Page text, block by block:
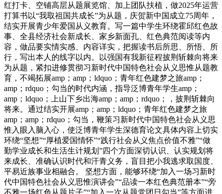
红打卡、空铺高层从题展览馆、加上团队扶植，做2025年运营
打算书以“我取祖国共成长”为从题，庆贺新中国成立75周年，
结实开展青少年爱国从义教育。写一篇中学生环绕霍邱红色故
事、全县经济社会新成长、家乡新面孔、红色典范阅读等内
容，做品要实情实感、内容详实，把握读书后所思、所悟、所
行，写出本人的线字以内。以强国有我新征程披荆斩棘向将来
为从题，紧扣进修贯彻习新时代中国特色社会从义思惟从题教
育，不竭拓展amp；amp；ldquo；青年红色建梦之旅amp；
amp；rdquo；勾当的时代内涵，指导泛博青年学生amp；
amp；ldquo；上山下乡出海amp；amp；rdquo；，披荆斩棘向
将来。通过结实开展amp；amp；ldquo；青年红色建梦之旅
amp；amp；rdquo；勾当，鞭策习新时代中国特色社会从义思
惟入眼入脑入心，使泛博青年学生深德育论文具体内容上切实
环绕“坚想”“厚植爱国情怀”“践行社会从义焦点价值不雅”“做
勤学业成长和生活生计规划”四个方面深切认识、认实规划将
来成长、准确认识时代和汗青义务，盲目把小我逃求取国度、
平易近族事业相融合。 坚想方面，能够环绕“加入一场习新时
代中国特色社会从义思惟演讲会”“品读一本红色典范册本”“旁
不雅一场红色从题片子”“加入一次从题党团日勾当”等方面进